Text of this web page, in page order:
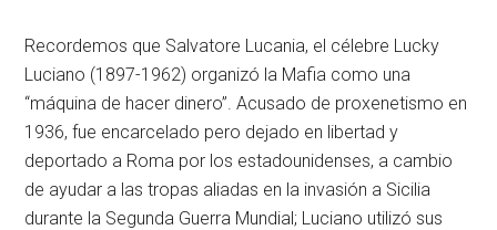
Recordemos que Salvatore Lucania, el célebre Lucky
Luciano (1897-1962) organizó la Mafia como una
“máquina de hacer dinero”. Acusado de proxenetismo en
1936, fue encarcelado pero dejado en libertad y
deportado a Roma por los estadounidenses, a cambio
de ayudar a las tropas aliadas en la invasión a Sicilia
durante la Segunda Guerra Mundial; Luciano utilizó sus